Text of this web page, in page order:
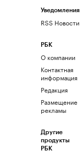
Уведомления
RSS Новости
РБК
О компании
Контактная
информация
Редакция
Размещение
рекламы
Другие
продукты
РБК